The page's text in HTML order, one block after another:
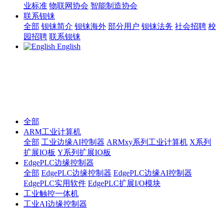
业标准 物联网协会 智能制造协会
联系钡铼
全部 钡铼简介 钡铼海外 部分用户 钡铼法务 社会招聘 校
园招聘 联系钡铼
English
全部
ARM工业计算机
全部 工业边缘AI控制器 ARMxy系列工业计算机 X系列
扩展IO板 Y系列扩展IO板
EdgePLC边缘控制器
全部 EdgePLC边缘控制器 EdgePLC边缘AI控制器
EdgePLC实用软件 EdgePLC扩展I/O模块
工业触控一体机
工业AI边缘控制器